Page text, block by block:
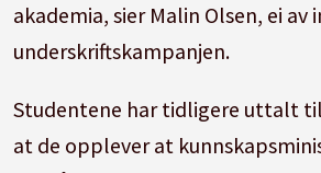
akademia, sier Malin Olsen, ei
underskriftskampanjen.
Studentene har tidligere uttalt
at de opplever at